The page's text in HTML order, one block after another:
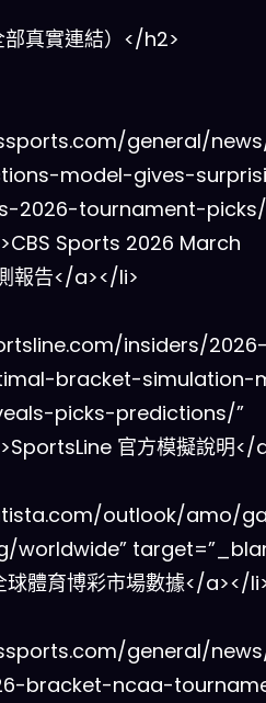
真實連結）</h2>
general/
model-gives-
2026-tournament-
Sports 2026 March
報告</a></li>
insiders/
bracket-simulation-
picks-predictions/”
官方模擬說明</
outlook/amo/
體育博彩市場數據</a></
general/
bracket-ncaa-